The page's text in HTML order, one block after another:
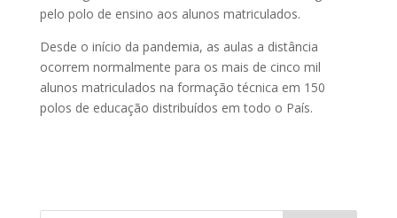
pelo polo de ensino aos alunos matriculados.
Desde o início da pandemia, as aulas a distância
ocorrem normalmente para os mais de cinco mil
alunos matriculados na formação técnica em 150
polos de educação distribuídos em todo o País.